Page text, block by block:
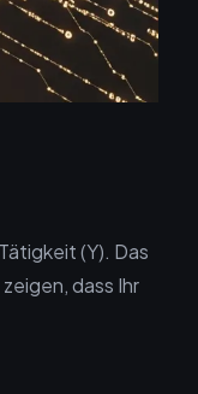
(Y). Das
dass Ihr